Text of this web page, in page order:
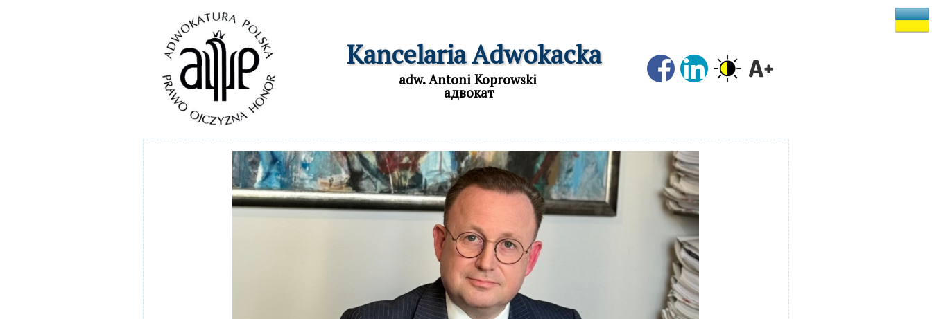
  Kancelaria Adwokacka
adw. Antoni Koprowski
адвокат